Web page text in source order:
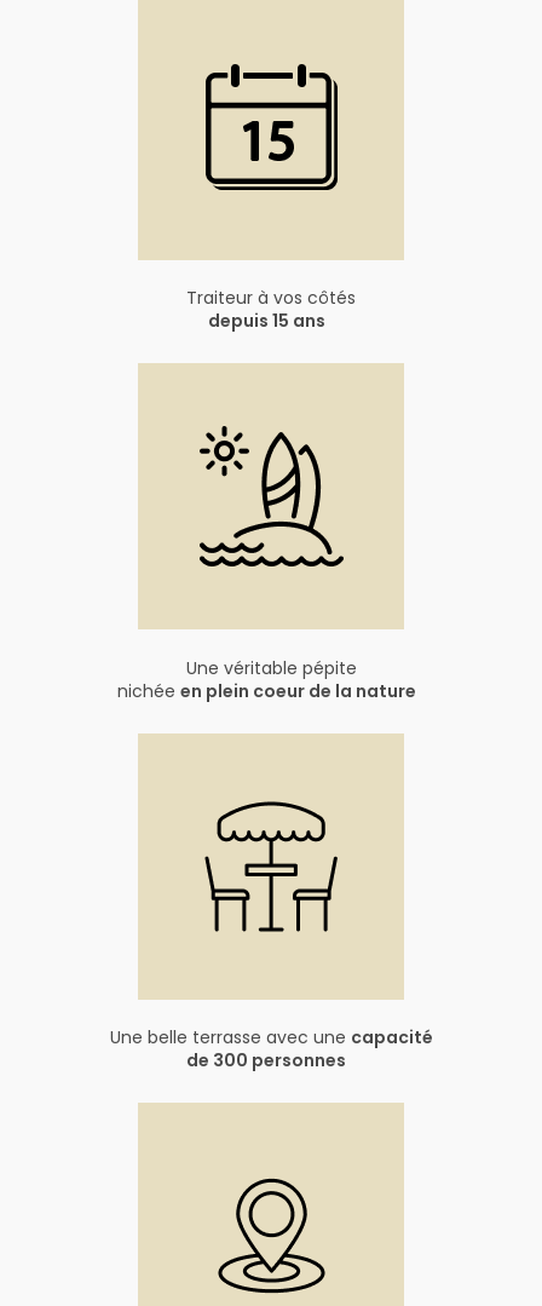
Traiteur à vos côtés
depuis 15 ans
Une véritable pépite
nichée en plein coeur de la nature
Une belle terrasse avec une capacité
de 300 personnes